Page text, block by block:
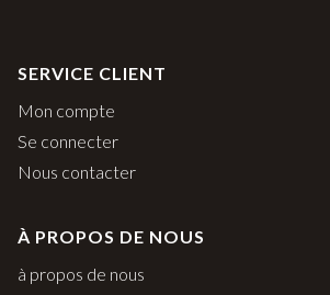
SERVICE CLIENT
Mon compte
Se connecter
Nous contacter
À PROPOS DE NOUS
à propos de nous